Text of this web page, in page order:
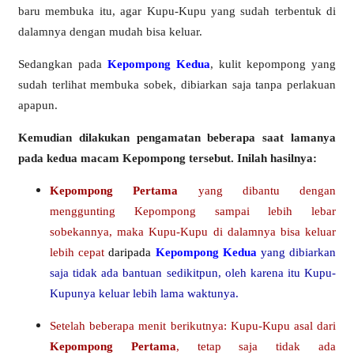
baru membuka itu, agar Kupu-Kupu yang sudah terbentuk di
dalamnya dengan mudah bisa keluar.
Sedangkan padaKepompong Kedua, kulit kepompong yang
sudah terlihat membuka sobek, dibiarkan saja tanpa perlakuan
apapun.
Kemudian dilakukan pengamatan beberapa saat lamanya
pada kedua macam Kepompong tersebut. Inilah hasilnya:
Kepompong Pertama yang dibantu dengan
menggunting Kepompong sampai lebih lebar
sobekannya, maka Kupu-Kupu di dalamnya bisa keluar
lebih cepatdaripada Kepompong Kedua yang dibiarkan
saja tidak ada bantuan sedikitpun, oleh karena itu Kupu-
Kupunya keluar lebih lama waktunya.
Setelah beberapa menit berikutnya: Kupu-Kupu asal dari
Kepompong Pertama, tetap saja tidak ada